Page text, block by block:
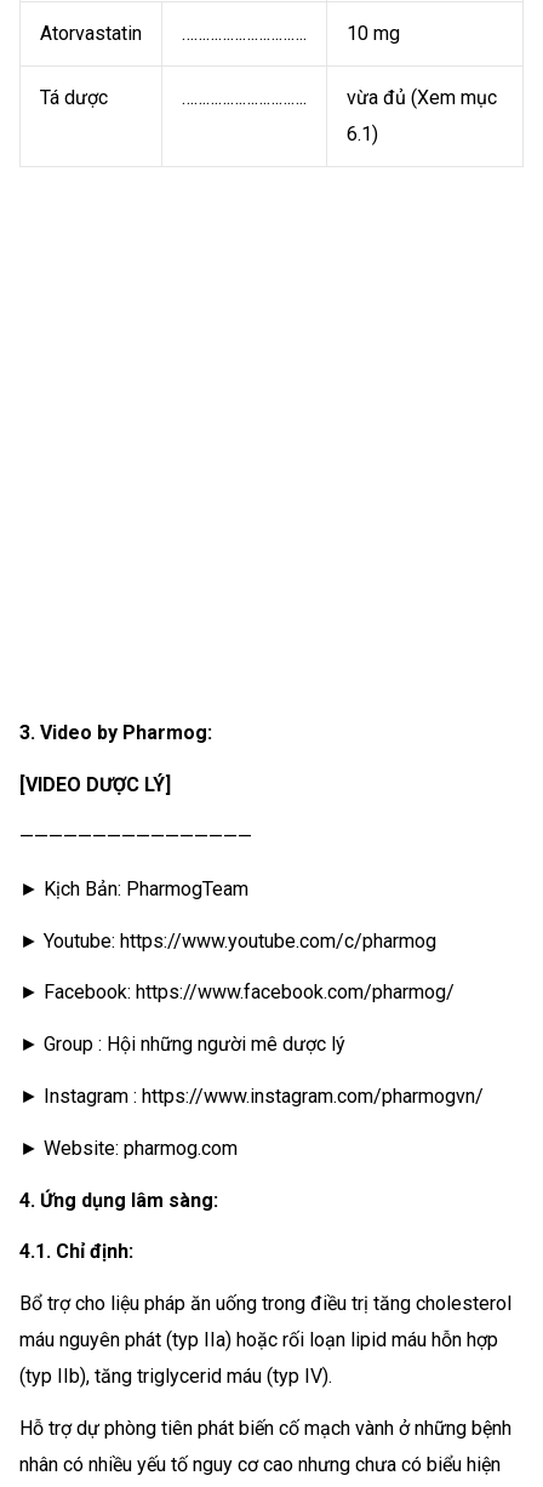
Atorvastatin …………………………. 10 mg
Tá dược ………………………….
vừa đủ (Xem mục
6.1)
3. Video by Pharmog:
[VIDEO DƯỢC LÝ]
————————————————
► Kịch Bản: PharmogTeam
► Youtube: https://www.youtube.com/c/pharmog
► Facebook: https://www.facebook.com/pharmog/
► Group : Hội những người mê dược lý
► Instagram : https://www.instagram.com/pharmogvn/
► Website: pharmog.com
4. Ứng dụng lâm sàng:
4.1. Chỉ định:
Bổ trợ cho liệu pháp ăn uống trong điều trị tăng cholesterol
máu nguyên phát (typ IIa) hoặc rối loạn lipid máu hỗn hợp
(typ IIb), tăng triglycerid máu (typ IV).
Hỗ trợ dự phòng tiên phát biến cố mạch vành ở những bệnh
nhân có nhiều yếu tố nguy cơ cao nhưng chưa có biểu hiện